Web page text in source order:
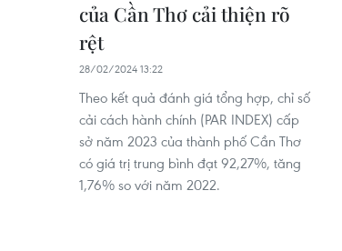
của Cần Thơ cải thiện rõ
rệt
28/02/2024 13:22
Theo kết quả đánh giá tổng hợp, chỉ số
cải cách hành chính (PAR INDEX) cấp
sở năm 2023 của thành phố Cần Thơ
có giá trị trung bình đạt 92,27%, tăng
1,76% so với năm 2022.